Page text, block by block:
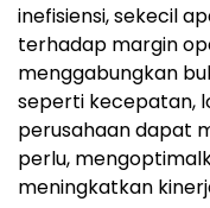
inefisiensi, sekecil
terhadap margin
menggabungkan
seperti kecepatan,
perusahaan dapat
perlu,
meningkatkan